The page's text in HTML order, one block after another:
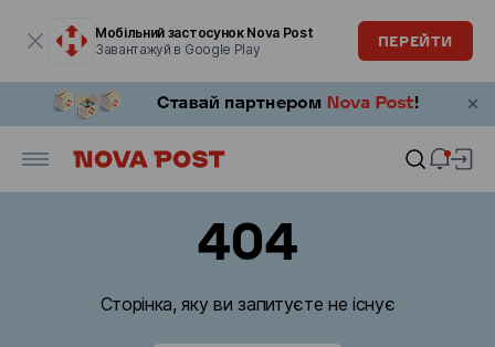
Мобільний застосунок Nova Post
Завантажуй в Google Play
ПЕРЕЙТИ
404
Сторінка, яку ви запитуєте не існує